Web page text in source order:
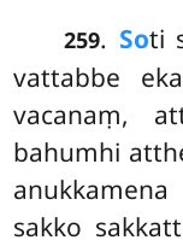
259. Soti
vattabbe
vacanaṃ,
bahumhi
sakko